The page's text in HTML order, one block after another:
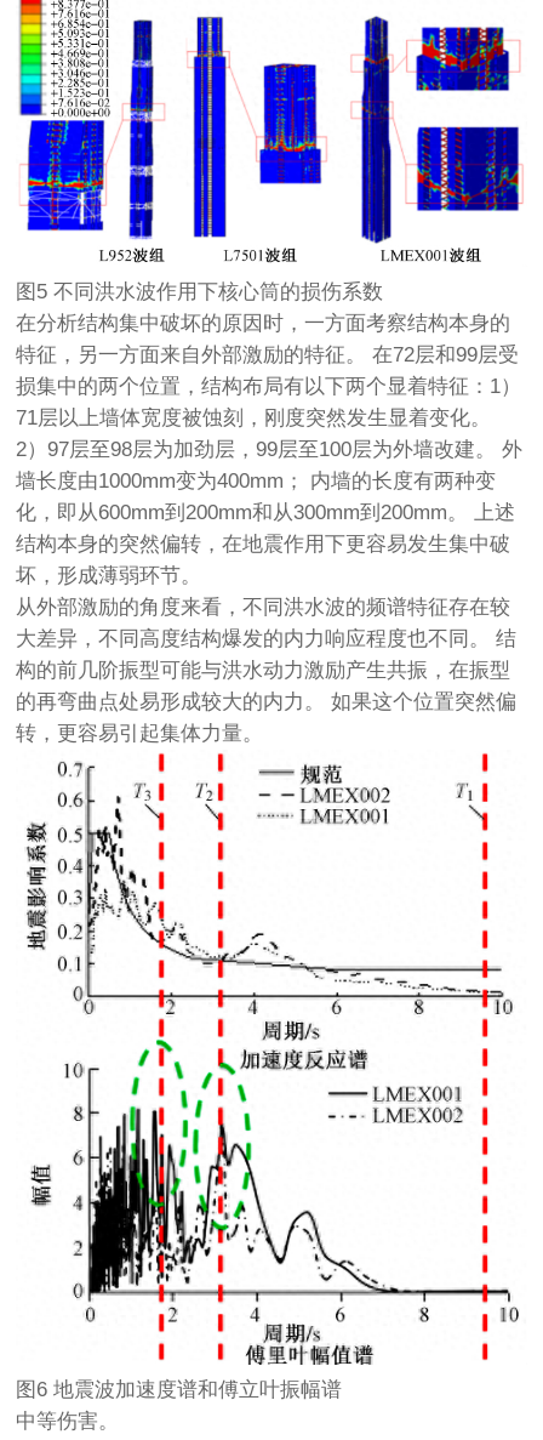
图5 不同洪水波作用下核心筒的损伤系数
在分析结构集中破坏的原因时，一方面考察结构本身的
特征，另一方面来自外部激励的特征。 在72层和99层受
损集中的两个位置，结构布局有以下两个显着特征：1）
71层以上墙体宽度被蚀刻，刚度突然发生显着变化。
2）97层至98层为加劲层，99层至100层为外墙改建。 外
墙长度由1000mm变为400mm； 内墙的长度有两种变
化，即从600mm到200mm和从300mm到200mm。 上述
结构本身的突然偏转，在地震作用下更容易发生集中破
坏，形成薄弱环节。
从外部激励的角度来看，不同洪水波的频谱特征存在较
大差异，不同高度结构爆发的内力响应程度也不同。 结
构的前几阶振型可能与洪水动力激励产生共振，在振型
的再弯曲点处易形成较大的内力。 如果这个位置突然偏
转，更容易引起集体力量。
图6 地震波加速度谱和傅立叶振幅谱
中等伤害。